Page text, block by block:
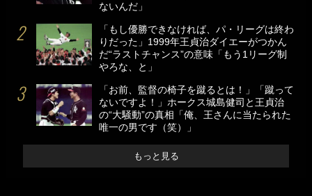
ないんだ」
「もし優勝できなければ、パ・リーグは終わ
りだった」1999年王貞治ダイエーがつかん
だ“ラストチャンス”の意味「もう1リーグ制
やろな、と」
「お前、監督の椅子を蹴るとは！」「蹴って
ないですよ！」ホークス城島健司と王貞治
の“大騒動”の真相「俺、王さんに当たられた
唯一の男です（笑）」
もっと見る